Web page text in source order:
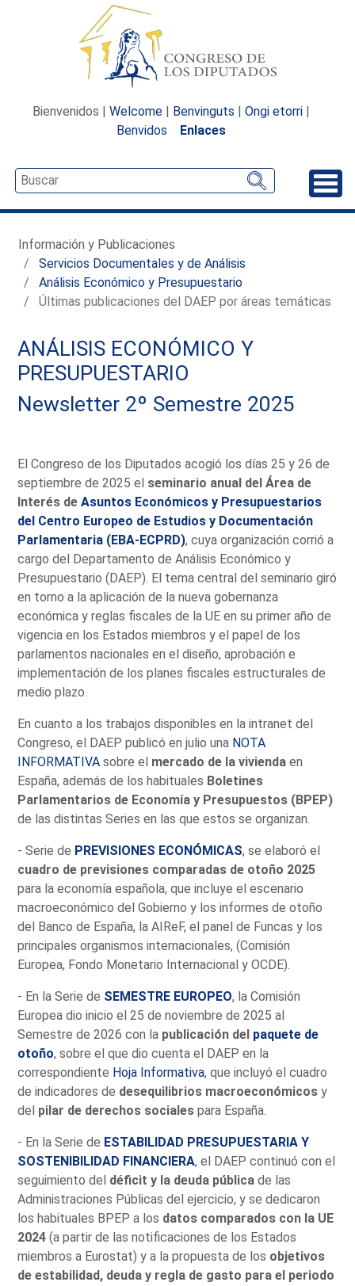
Bienvenidos | Welcome | Benvinguts | Ongi etorri |
Benvidos
Enlaces
Información y Publicaciones
Servicios Documentales y de Análisis
Análisis Económico y Presupuestario
Últimas publicaciones del DAEP por áreas temáticas
ANÁLISIS ECONÓMICO Y
PRESUPUESTARIO
Newsletter 2º Semestre 2025
El Congreso de los Diputados acogió los días 25 y 26 de
septiembre de 2025 el seminario anual del Área de
Interés deAsuntos Económicos y Presupuestarios
del Centro Europeo de Estudios y Documentación
Parlamentaria (EBA-ECPRD), cuya organización corrió a
cargo del Departamento de Análisis Económico y
Presupuestario (DAEP). El tema central del seminario giró
en torno a la aplicación de la nueva gobernanza
económica y reglas fiscales de la UE en su primer año de
vigencia en los Estados miembros y el papel de los
parlamentos nacionales en el diseño, aprobación e
implementación de los planes fiscales estructurales de
medio plazo.
En cuanto a los trabajos disponibles en la intranet del
Congreso, el DAEP publicó en julio una NOTA
INFORMATIVA sobre el mercado de la vivienda en
España, además de los habituales Boletines
Parlamentarios de Economía y Presupuestos (BPEP)
de las distintas Series en las que estos se organizan.
- Serie de PREVISIONES ECONÓMICAS, se elaboró el
cuadro de previsiones comparadas de otoño 2025
para la economía española, que incluye el escenario
macroeconómico del Gobierno y los informes de otoño
del Banco de España, la AIReF, el panel de Funcas y los
principales organismos internacionales, (Comisión
Europea, Fondo Monetario Internacional y OCDE).
- En la Serie de SEMESTRE EUROPEO, la Comisión
Europea dio inicio el 25 de noviembre de 2025 al
Semestre de 2026 con la publicación del paquete de
otoño, sobre el que dio cuenta el DAEP en la
correspondiente Hoja Informativa, que incluyó el cuadro
de indicadores de desequilibrios macroeconómicos y
del pilar de derechos sociales para España.
- En la Serie de ESTABILIDAD PRESUPUESTARIA Y
SOSTENIBILIDAD FINANCIERA, el DAEP continuó con el
seguimiento del déficit y la deuda pública de las
Administraciones Públicas del ejercicio, y se dedicaron
los habituales BPEP a los datos comparados con la UE
2024 (a partir de las notificaciones de los Estados
miembros a Eurostat) y a la propuesta de los objetivos
de estabilidad, deuda y regla de gasto para el periodo